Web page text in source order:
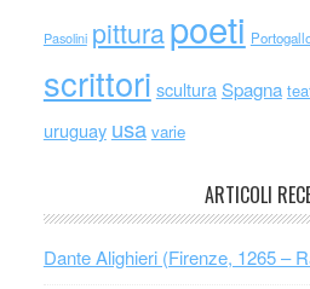
Pasolini pitturapoeti
scrittori scultura Spagna
uruguay usa varie
ARTICOLI
Dante Alighieri (Firenze, 1265 –